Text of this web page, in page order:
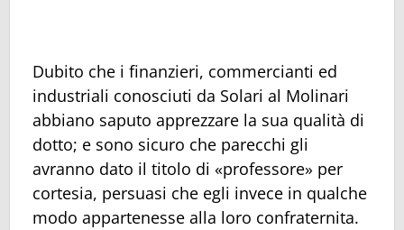
Dubito che i finanzieri, commercianti ed
industriali conosciuti da Solari al Molinari
abbiano saputo apprezzare la sua qualità di
dotto; e sono sicuro che parecchi gli
avranno dato il titolo di «professore» per
cortesia, persuasi che egli invece in qualche
modo appartenesse alla loro confraternita.